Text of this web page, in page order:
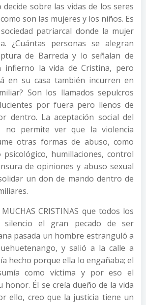
decide sobre las vidas de los seres
son las mujeres y los niños. Es
patriarcal donde la mujer
¿Cuántas personas se alegran
de Barreda y lo señalan de
infierno la vida de Cristina, pero
en su casa también incurren en
Son los llamados sepulcros
por fuera pero llenos de
dentro. La aceptación social del
no permite ver que la violencia
otras formas de abuso, como
humillaciones, control
de opiniones y abuso sexual
un don de mando dentro de
MUCHAS CRISTINAS que todos los
el gran pecado de ser
pasada un hombre estranguló a
y salió a la calle a
hecho porque ella lo engañaba; el
como víctima y por eso el
honor. Él se creía dueño de la vida
ello, creo que la justicia tiene un